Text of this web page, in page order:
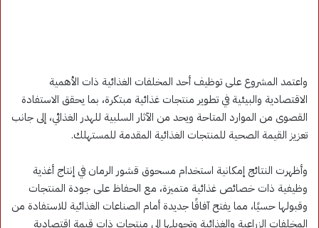
واعتمد المشروع على توظيف أحد المخلفات الغذائية ذات الأهمية
الاقتصادية والبيئية في تطوير منتجات غذائية مبتكرة، بما يحقق الاستفادة
القصوى من الموارد المتاحة ويحد من الآثار السلبية للهدر الغذائي، إلى جانب
تعزيز القيمة الصحية للمنتجات الغذائية المقدمة للمستهلك.
وأظهرت النتائج إمكانية استخدام مسحوق قشور الرمان في إنتاج أغذية
وظيفية ذات خصائص غذائية متميزة، مع الحفاظ على جودة المنتجات
وقبولها حسيًا، مما يفتح آفاقًا جديدة أمام الصناعات الغذائية للاستفادة من
المخلفات الزراعية والغذائية وتحويلها إلى منتجات ذات قيمة اقتصادية